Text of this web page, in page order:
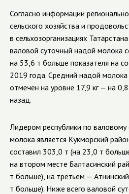
Согласно информации
сельского хозяйства и
в сельхозорганизациях
валовой суточный надой молока
на 53,6 т больше показателя на
2019 года. Средний надой
отмечен на уровне 17,9 кг — на
назад.
Лидером республики по
молока является Кукморский
составил 303,0 т (на 23,0 т
на втором месте Балтасинский
т больше), на третьем —
т больше). Ниже всего валовой